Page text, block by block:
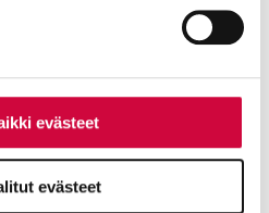
evästeet
evästeet
myös tänä kesänä